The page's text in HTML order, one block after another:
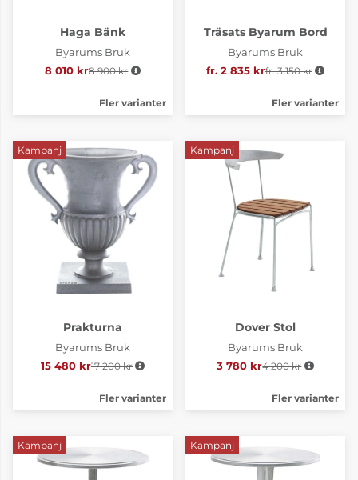
Haga Bänk
Byarums Bruk
8 010 kr Ordinarie pris:
8 900 kr
Fler varianter
Träsats Byarum Bord
Byarums Bruk
fr. 2 835 krOrdinarie pris:
fr. 3 150 kr
Fler varianter
Kampanj
Prakturna
Byarums Bruk
15 480 krOrdinarie pris:
17 200 kr
Fler varianter
Kampanj
Dover Stol
Byarums Bruk
3 780 kr Ordinarie pris:
4 200 kr
Fler varianter
Kampanj Kampanj